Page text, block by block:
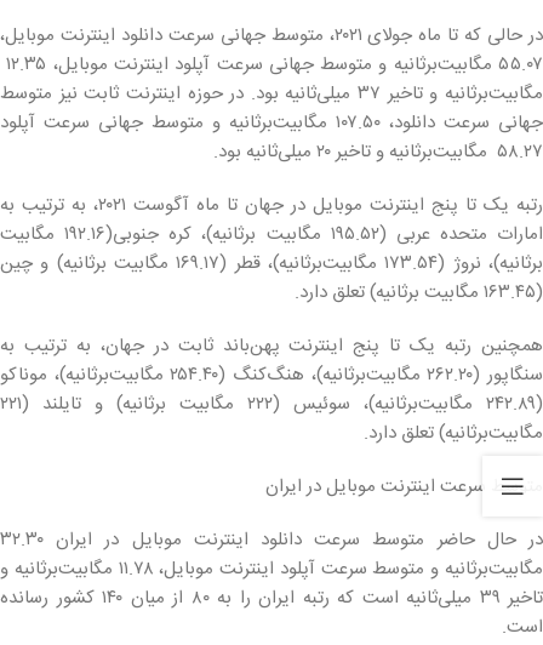
در حالی که تا ماه جولای ۲۰۲۱، متوسط جهانی سرعت دانلود اینترنت موبایل،
۵۵.۰۷ مگابیت‌برثانیه و متوسط جهانی سرعت آپلود اینترنت موبایل، ۱۲.۳۵
مگابیت‌برثانیه و تاخیر ۳۷ میلی‌ثانیه بود. در حوزه اینترنت ثابت نیز متوسط
جهانی سرعت دانلود، ۱۰۷.۵۰ مگابیت‌برثانیه و متوسط جهانی سرعت آپلود
۵۸.۲۷ مگابیت‌برثانیه و تاخیر ۲۰ میلی‌ثانیه بود.
رتبه یک تا پنج اینترنت موبایل در جهان تا ماه آگوست ۲۰۲۱، به ترتیب به
امارات متحده عربی (۱۹۵.۵۲ مگابیت برثانیه)، کره جنوبی(۱۹۲.۱۶ مگابیت
برثانیه)، نروژ (۱۷۳.۵۴ مگابیت‌برثانیه)، قطر (۱۶۹.۱۷ مگابیت برثانیه) و چین
(۱۶۳.۴۵ مگابیت برثانیه) تعلق دارد.
همچنین رتبه یک تا پنج اینترنت پهن‌باند ثابت در جهان، به ترتیب به
سنگاپور (۲۶۲.۲۰ مگابیت‌برثانیه)، هنگ‌کنگ (۲۵۴.۴۰ مگابیت‌برثانیه)، موناکو
(۲۴۲.۸۹ مگابیت‌برثانیه)، سوئیس (۲۲۲ مگابیت برثانیه) و تایلند (۲۲۱
مگابیت‌برثانیه) تعلق دارد.
متوسط سرعت اینترنت موبایل در ایران
در حال حاضر متوسط سرعت دانلود اینترنت موبایل در ایران ۳۲.۳۰
مگابیت‌برثانیه و متوسط سرعت آپلود اینترنت موبایل، ۱۱.۷۸ مگابیت‌برثانیه و
تاخیر ۳۹ میلی‌ثانیه است که رتبه ایران را به ۸۰ از میان ۱۴۰ کشور رسانده
است.